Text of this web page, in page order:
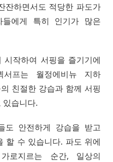
잔하면서도 적당한 파도가
에게 특히 인기가 많은
작하여 서핑을 즐기기에
서프는 월정에비뉴 지하
친절한 강습과 함께 서핑
있습니다.
도 안전하게 강습을 받고
할 수 있습니다. 파도 위에
로지르는 순간, 일상의